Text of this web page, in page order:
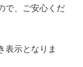
で、ご安心くだ
表示となりま